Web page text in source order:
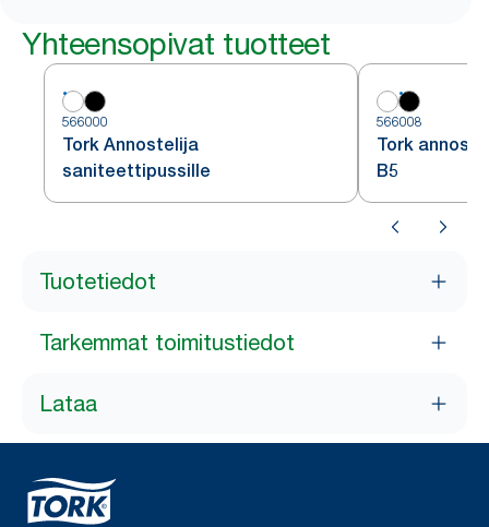
Yhteensopivat tuotteet
566000
Tork Annostelija
saniteettipussille
566008
Tork
B5
Tuotetiedot
Tarkemmat toimitustiedot
Lataa